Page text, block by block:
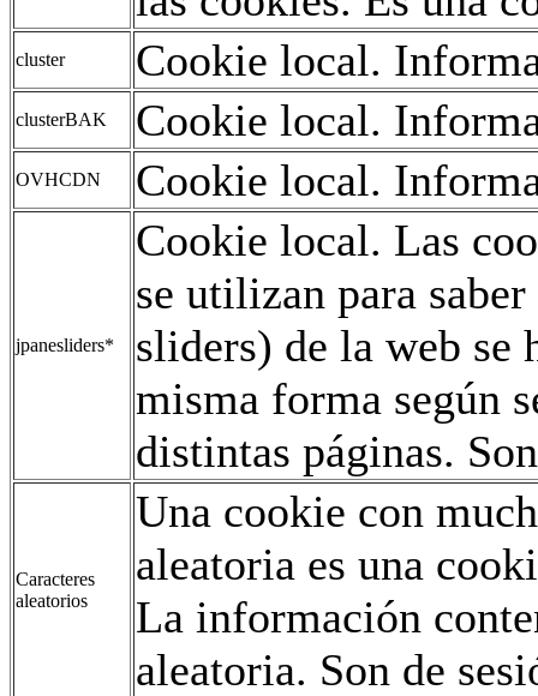
cluster Cookie local.
clusterBAK Cookie local.
OVHCDN Cookie local.
jpanesliders*
Cookie local. Las
se utilizan para
sliders) de la web se
misma forma según
distintas páginas.
Caracteres
aleatorios
Una cookie con
aleatoria es una
La información
aleatoria. Son de